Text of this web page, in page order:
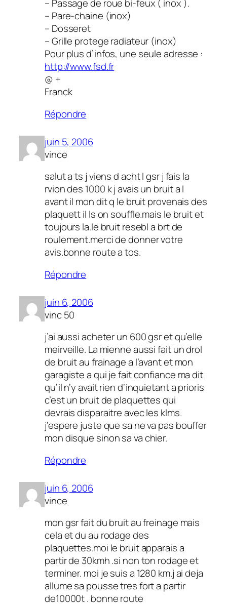
– Passage de roue bi-feux ( inox ).
– Pare-chaine (inox)
– Dosseret
– Grille protege radiateur (inox)
Pour plus d’infos, une seule adresse :
http://www.fsd.fr
@ +
Franck
Répondre
juin 5, 2006
vince
salut a ts j viens d acht l gsr j fais la
rvion des 1000 k j avais un bruit a l
avant il mon dit q le bruit provenais des
plaquett il ls on souffle.mais le bruit et
toujours la.le bruit resebl a brt de
roulement.merci de donner votre
avis.bonne route a tos.
Répondre
juin 6, 2006
vinc 50
j’ai aussi acheter un 600 gsr et qu’elle
meirveille. La mienne aussi fait un drol
de bruit au frainage a l’avant et mon
garagiste a qui je fait confiance ma dit
qu’il n’y avait rien d’inquietant a prioris
c’est un bruit de plaquettes qui
devrais disparaitre avec les klms.
j’espere juste que sa ne va pas bouffer
mon disque sinon sa va chier.
Répondre
juin 6, 2006
vince
mon gsr fait du bruit au freinage mais
cela et du au rodage des
plaquettes.moi le bruit apparais a
partir de 30kmh .si non ton rodage et
terminer. moi je suis a 1280 km.j ai deja
allume sa pousse tres fort a partir
de10000t . bonne route